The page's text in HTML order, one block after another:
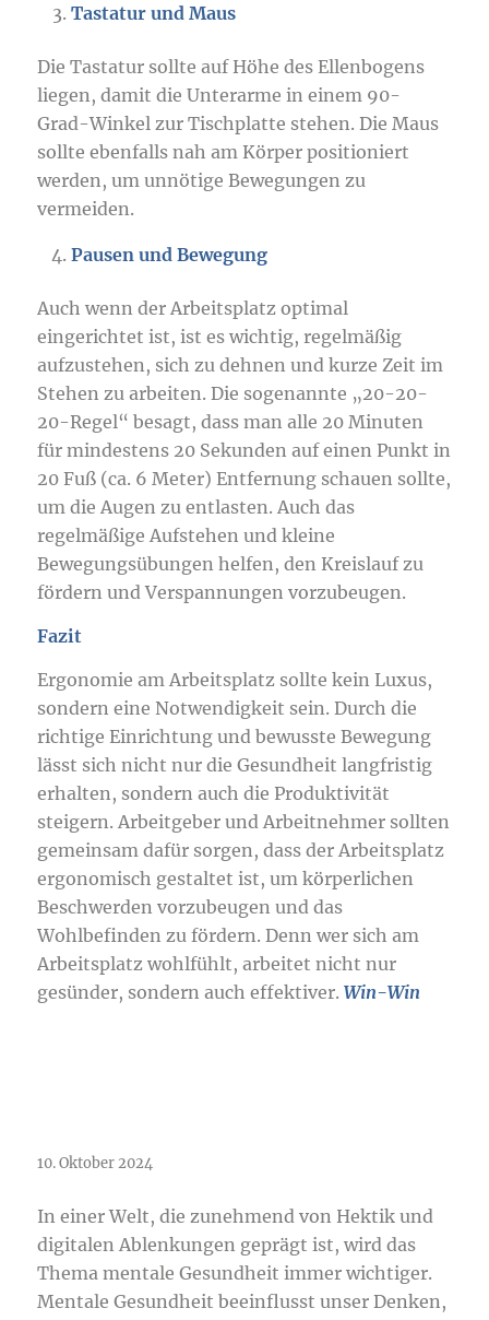
Tastatur und Maus
Die Tastatur sollte auf Höhe des Ellenbogens
liegen, damit die Unterarme in einem 90-
Grad-Winkel zur Tischplatte stehen. Die Maus
sollte ebenfalls nah am Körper positioniert
werden, um unnötige Bewegungen zu
vermeiden.
Pausen und Bewegung
Auch wenn der Arbeitsplatz optimal
eingerichtet ist, ist es wichtig, regelmäßig
aufzustehen, sich zu dehnen und kurze Zeit im
Stehen zu arbeiten. Die sogenannte „20-20-
20-Regel“ besagt, dass man alle 20 Minuten
für mindestens 20 Sekunden auf einen Punkt in
20 Fuß (ca. 6 Meter) Entfernung schauen sollte,
um die Augen zu entlasten. Auch das
regelmäßige Aufstehen und kleine
Bewegungsübungen helfen, den Kreislauf zu
fördern und Verspannungen vorzubeugen.
Fazit
Ergonomie am Arbeitsplatz sollte kein Luxus,
sondern eine Notwendigkeit sein. Durch die
richtige Einrichtung und bewusste Bewegung
lässt sich nicht nur die Gesundheit langfristig
erhalten, sondern auch die Produktivität
steigern. Arbeitgeber und Arbeitnehmer sollten
gemeinsam dafür sorgen, dass der Arbeitsplatz
ergonomisch gestaltet ist, um körperlichen
Beschwerden vorzubeugen und das
Wohlbefinden zu fördern. Denn wer sich am
Arbeitsplatz wohlfühlt, arbeitet nicht nur
gesünder, sondern auch effektiver. Win-Win
10. Oktober 2024
In einer Welt, die zunehmend von Hektik und
digitalen Ablenkungen geprägt ist, wird das
Thema mentale Gesundheit immer wichtiger.
Mentale Gesundheit beeinflusst unser Denken,